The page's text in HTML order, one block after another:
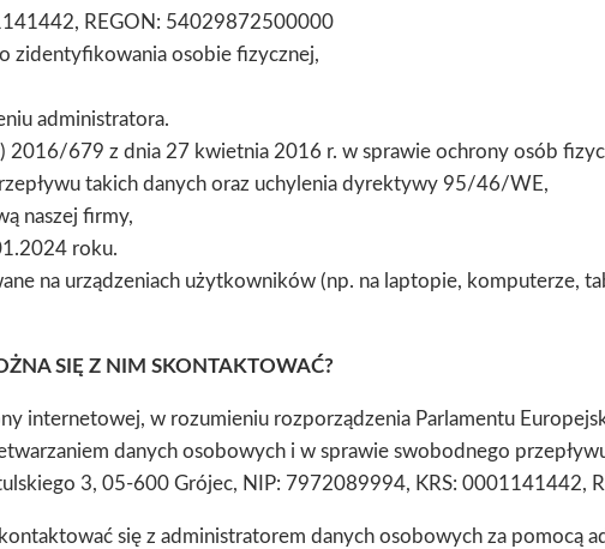
REGON: 54029872500000
zidentyfikowania osobie fizycznej,
administratora.
2016/679 z dnia 27 kwietnia 2016 r. w sprawie ochrony osób
takich danych oraz uchylenia dyrektywy 95/46/WE,
naszej firmy,
roku.
na urządzeniach użytkowników (np. na laptopie, komputerze,
SIĘ Z NIM SKONTAKTOWAĆ?
w rozumieniu rozporządzenia Parlamentu
danych osobowych i w sprawie swobodnego
3, 05-600 Grójec, NIP: 7972089994, KRS: 0001141442,
się z administratorem danych osobowych za pomocą